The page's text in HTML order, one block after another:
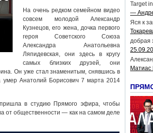
На очень редком семейном видео
совсем молодой Александр
Кузнецов, его жена, дочка первого
героя Советского Союза
Александра Анатольевна
Ляпидевская, они здесь в кругу
самых близких друзей, они
Он уже стал знаменитым, снявшись в
Анатолий Борисович 7 марта 2014
в студию Прямого эфира, чтобы
от общественности — как на самом деле
Target
—
Яся к
добрая
Матиас